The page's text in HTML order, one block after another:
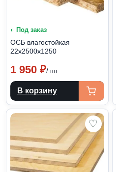
◐ Под заказ
ОСБ влагостойкая
22х2500х1250
1 950 ₽/ шт
В корзину
♡